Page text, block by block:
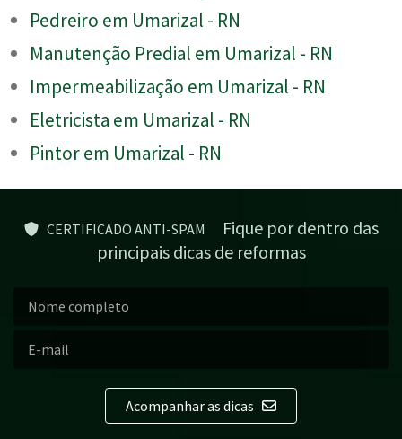
Pedreiro em Umarizal - RN
Manutenção Predial em Umarizal - RN
Impermeabilização em Umarizal - RN
Eletricista em Umarizal - RN
Pintor em Umarizal - RN
CERTIFICADO ANTI-SPAM
Fique por dentro das
principais dicas de reformas
Acompanhar as dicas